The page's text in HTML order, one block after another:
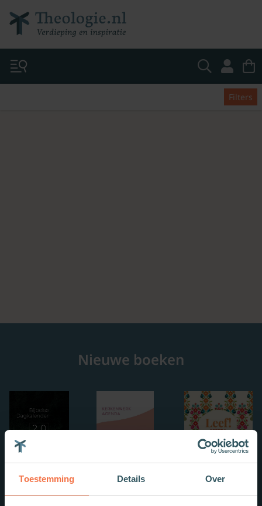
Toestemming Details Over
Filters
Nieuwe boeken